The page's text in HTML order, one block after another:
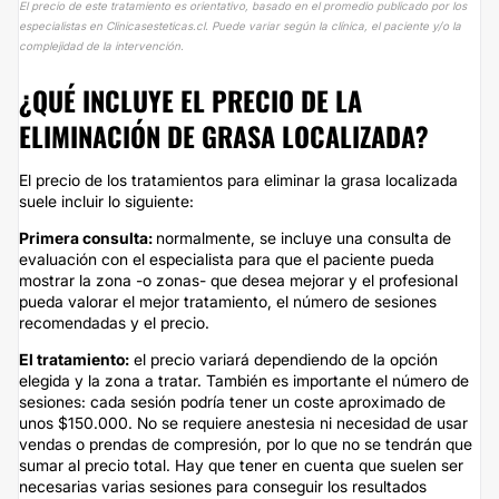
El precio de este tratamiento es orientativo, basado en el promedio publicado por los
especialistas en Clinicasesteticas.cl. Puede variar según la clínica, el paciente y/o la
complejidad de la intervención.
¿QUÉ INCLUYE EL PRECIO DE LA
ELIMINACIÓN DE GRASA LOCALIZADA?
El precio de los tratamientos para eliminar la grasa localizada
suele incluir lo siguiente:
Primera consulta: normalmente, se incluye una consulta de
evaluación con el especialista para que el paciente pueda
mostrar la zona -o zonas- que desea mejorar y el profesional
pueda valorar el mejor tratamiento, el número de sesiones
recomendadas y el precio.
El tratamiento: el precio variará dependiendo de la opción
elegida y la zona a tratar. También es importante el número de
sesiones: cada sesión podría tener un coste aproximado de
unos $150.000. No se requiere anestesia ni necesidad de usar
vendas o prendas de compresión, por lo que no se tendrán que
sumar al precio total. Hay que tener en cuenta que suelen ser
necesarias varias sesiones para conseguir los resultados